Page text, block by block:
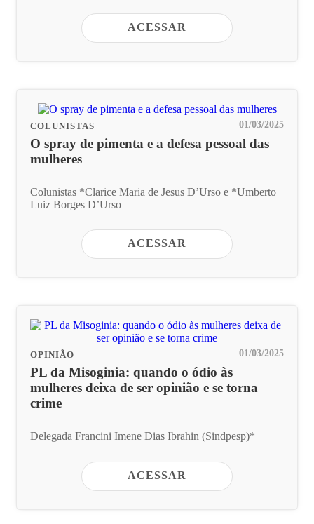
ACESSAR
COLUNISTAS 01/03/2025
O spray de pimenta e a defesa pessoal das
mulheres
Colunistas *Clarice Maria de Jesus D’Urso e *Umberto
Luiz Borges D’Urso
ACESSAR
OPINIÃO 01/03/2025
PL da Misoginia: quando o ódio às
mulheres deixa de ser opinião e se torna
crime
Delegada Francini Imene Dias Ibrahin (Sindpesp)*
ACESSAR